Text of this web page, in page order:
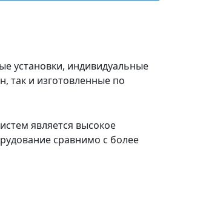
установки, индивидуальные
так и изготовленные по
является высокое
сравнимо с более